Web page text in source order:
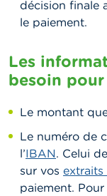
décision finale
le paiement.
Les
besoin
Le montant
Le numéro de
l’IBAN. Celui
sur vos
paiement.